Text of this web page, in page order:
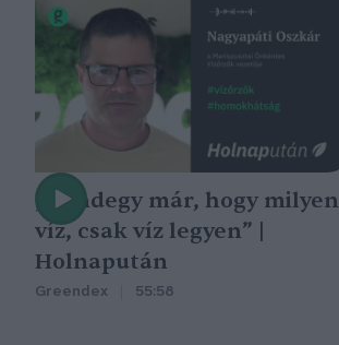
„Mindegy már, hogy milyen
víz, csak víz legyen” |
Holnapután
Greendex 55:58